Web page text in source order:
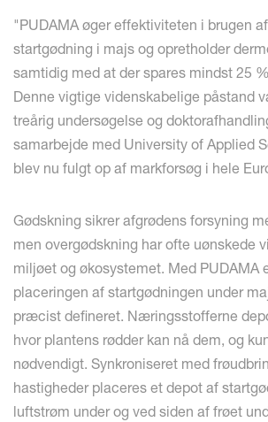
"PUDAMA øger effektiviteten i brugen
startgødning i majs og opretholder
samtidig med at der spares mindst 25
Denne vigtige videnskabelige påstand
treårig undersøgelse og
samarbejde med University of Applied
blev nu fulgt op af markforsøg i hele
Gødskning sikrer afgrødens forsyning
men overgødskning har ofte uønskede
miljøet og økosystemet. Med PUDAMA
placeringen af startgødningen under
præcist defineret. Næringsstofferne
hvor plantens rødder kan nå dem, og
nødvendigt. Synkroniseret med
hastigheder placeres et depot af
luftstrøm under og ved siden af frøet